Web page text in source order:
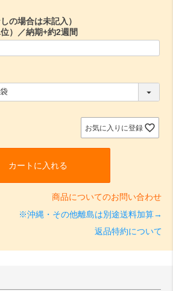
の場合は未記入）
）／納期+約2週間
お気に入りに登録
カートに入れる
商品についてのお問い合わせ
※沖縄・その他離島は別途送料加算→
返品特約について